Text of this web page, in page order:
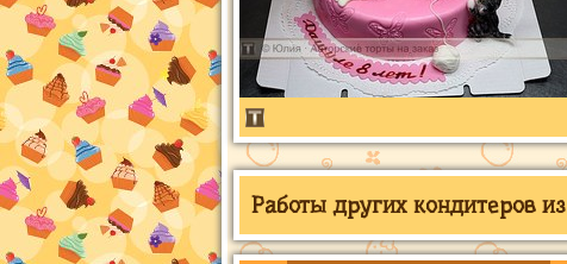
Работы других кондитеров